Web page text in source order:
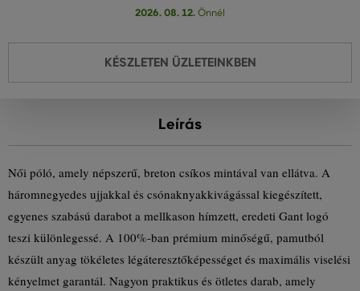
2026. 08. 12. Önnél
KÉSZLETEN ÜZLETEINKBEN
Leírás
Női póló, amely népszerű, breton csíkos mintával van ellátva. A
háromnegyedes ujjakkal és csónaknyakkivágással kiegészített,
egyenes szabású darabot a mellkason hímzett, eredeti Gant logó
teszi különlegessé. A 100%-ban prémium minőségű, pamutból
készült anyag tökéletes légáteresztőképességet és maximális viselési
kényelmet garantál. Nagyon praktikus és ötletes darab, amely